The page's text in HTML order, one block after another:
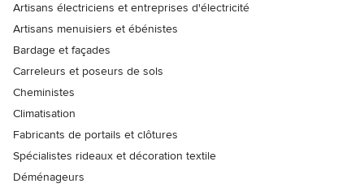
Artisans électriciens et entreprises d'électricité
Artisans menuisiers et ébénistes
Bardage et façades
Carreleurs et poseurs de sols
Cheministes
Climatisation
Fabricants de portails et clôtures
Spécialistes rideaux et décoration textile
Déménageurs